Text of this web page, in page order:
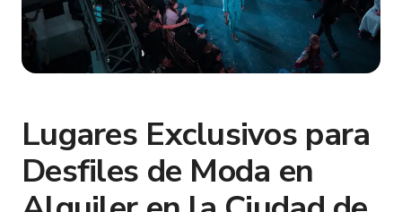
Lugares Exclusivos para
Desfiles de Moda en